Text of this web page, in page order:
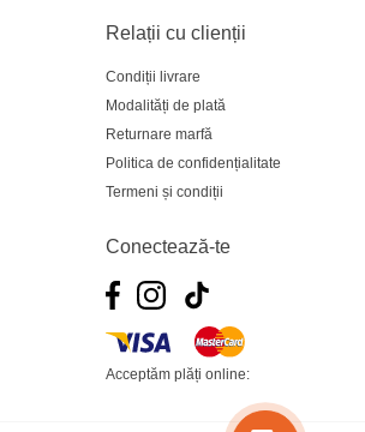
Relații cu clienții
Condiții livrare
Modalități de plată
Returnare marfă
Politica de confidențialitate
Termeni și condiții
Conectează-te
Acceptăm plăți online: